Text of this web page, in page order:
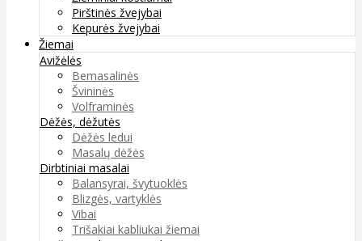
Pirštinės žvejybai
Kepurės žvejybai
Žiemai
Avižėlės
Bemasalinės
Švininės
Volframinės
Dėžės, dėžutės
Dėžės ledui
Masalų dėžės
Dirbtiniai masalai
Balansyrai, švytuoklės
Blizgės, vartyklės
Vibai
Trišakiai kabliukai žiemai